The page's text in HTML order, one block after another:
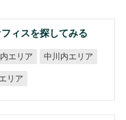
ィスを探してみる
エリア 中川内エリア
リア